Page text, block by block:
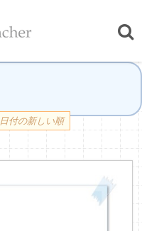
日付の新しい順